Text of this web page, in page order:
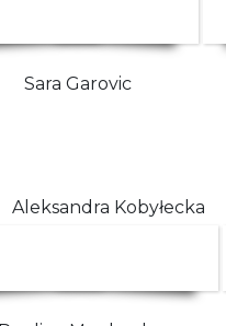
Sara Garovic
Aleksandra Kobyłecka